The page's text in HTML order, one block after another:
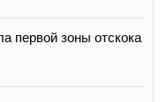
первой зоны отскока